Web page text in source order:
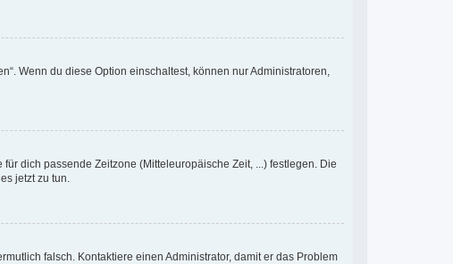
Wenn du diese Option einschaltest, können nur Administratoren,
dich passende Zeitzone (Mitteleuropäische Zeit, ...) festlegen. Die
jetzt zu tun.
falsch. Kontaktiere einen Administrator, damit er das Problem